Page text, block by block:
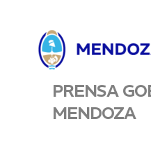
PRENSA
MENDOZA